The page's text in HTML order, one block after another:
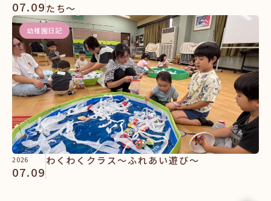
07.09たち～
幼稚園日記
2026
07.09
わくわくクラス～ふれあい遊び～